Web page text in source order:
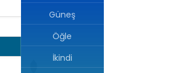
Güneş
Öğle
İkindi